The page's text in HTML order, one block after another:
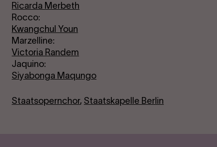
Ricarda Merbeth
Rocco:
Kwangchul Youn
Marzelline:
Victoria Randem
Jaquino:
Siyabonga Maqungo
Staatsopernchor, Staatskapelle Berlin